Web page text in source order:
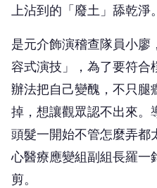
上沾到的「廢土」舔乾淨。
是元介飾演稽查隊員小廖
容式演技」，為了要符合
辦法把自己變醜，不只腿
掉，想讓觀眾認不出來。
頭髮一開始不管怎麼弄都
心醫療應變組副組長羅一
剪。